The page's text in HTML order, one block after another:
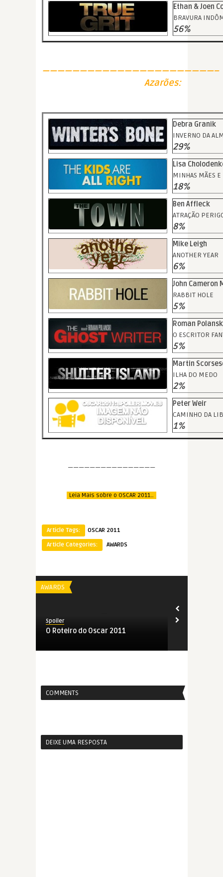
Ethan & Joen
BRAVURA
56%
———————————————————————–
Azarões:
Debra Granik
INVERNO DA
29%
Lisa
MINHAS MÃES
18%
Ben Affleck
ATRAÇÃO
8%
Mike Leigh
ANOTHER YEAR
6%
John Cameron
RABBIT HOLE
5%
Roman
O ESCRITOR
5%
Martin
ILHA DO MEDO
2%
Peter Weir
CAMINHO DA
1%
————————————————
Leia Mais sobre o OSCAR 2011…
Article Tags:
OSCAR 2011
Article Categories:
AWARDS
AWARDS
Spoiler
O Roteiro do Oscar 2011
COMMENTS
DEIXE UMA RESPOSTA